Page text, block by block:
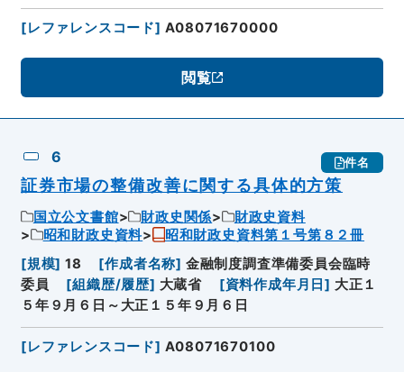
[レファレンスコード] A08071670000
閲覧
6 件名
証券市場の整備改善に関する具体的方策
国立公文書館 財政史関係
財政史資料
昭和財政史資料
昭和財政史資料第１号第８２冊
[規模] 18 [作成者名称] 金融制度調査準備委員会臨時
委員
[組織歴/履歴] 大蔵省 [資料作成年月日] 大正１
５年９月６日～大正１５年９月６日
[レファレンスコード] A08071670100